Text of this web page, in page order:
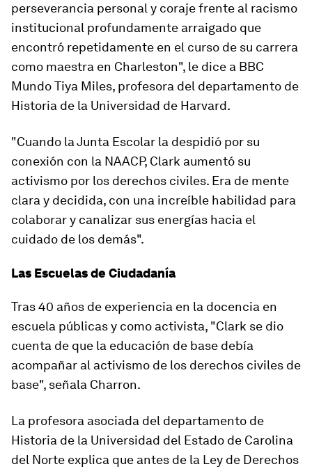
perseverancia personal y coraje frente al racismo
institucional profundamente arraigado que
encontró repetidamente en el curso de su carrera
como maestra en Charleston", le dice a BBC
Mundo Tiya Miles, profesora del departamento de
Historia de la Universidad de Harvard.
"Cuando la Junta Escolar la despidió por su
conexión con la NAACP, Clark aumentó su
activismo por los derechos civiles. Era de mente
clara y decidida, con una increíble habilidad para
colaborar y canalizar sus energías hacia el
cuidado de los demás".
Las Escuelas de Ciudadanía
Tras 40 años de experiencia en la docencia en
escuela públicas y como activista, "Clark se dio
cuenta de que la educación de base debía
acompañar al activismo de los derechos civiles de
base", señala Charron.
La profesora asociada del departamento de
Historia de la Universidad del Estado de Carolina
del Norte explica que antes de la Ley de Derechos